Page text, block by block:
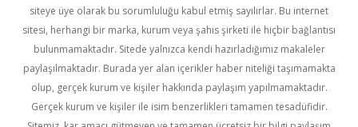
siteye üye olarak bu sorumluluğu kabul etmiş sayılırlar. Bu internet
sitesi, herhangi bir marka, kurum veya şahıs şirketi ile hiçbir bağlantısı
bulunmamaktadır. Sitede yalnızca kendi hazırladığımız makaleler
paylaşılmaktadır. Burada yer alan içerikler haber niteliği taşımamakta
olup, gerçek kurum ve kişiler hakkında paylaşım yapılmamaktadır.
Gerçek kurum ve kişiler ile isim benzerlikleri tamamen tesadüfidir.